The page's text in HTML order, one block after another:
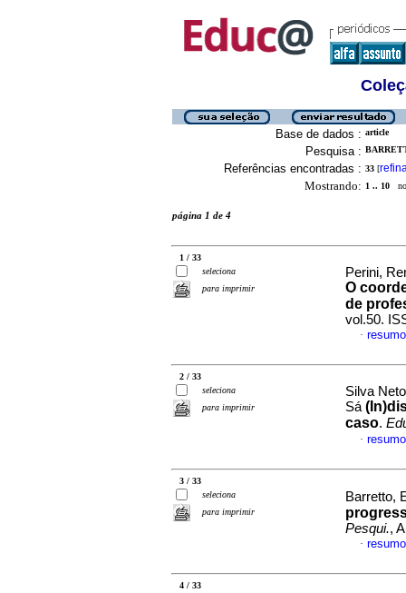
Base de dados : article
Pesquisa :
Referências encontradas : 33 [
Mostrando: 1 .. 10
página 1 de 4
1 / 33
seleciona
para imprimir
Perini,
O
de
vol.50.
·
2 / 33
seleciona
para imprimir
Silva
Sá
caso.
·
3 / 33
seleciona
para imprimir
Barretto,
Pesqui.,
·
4 / 33